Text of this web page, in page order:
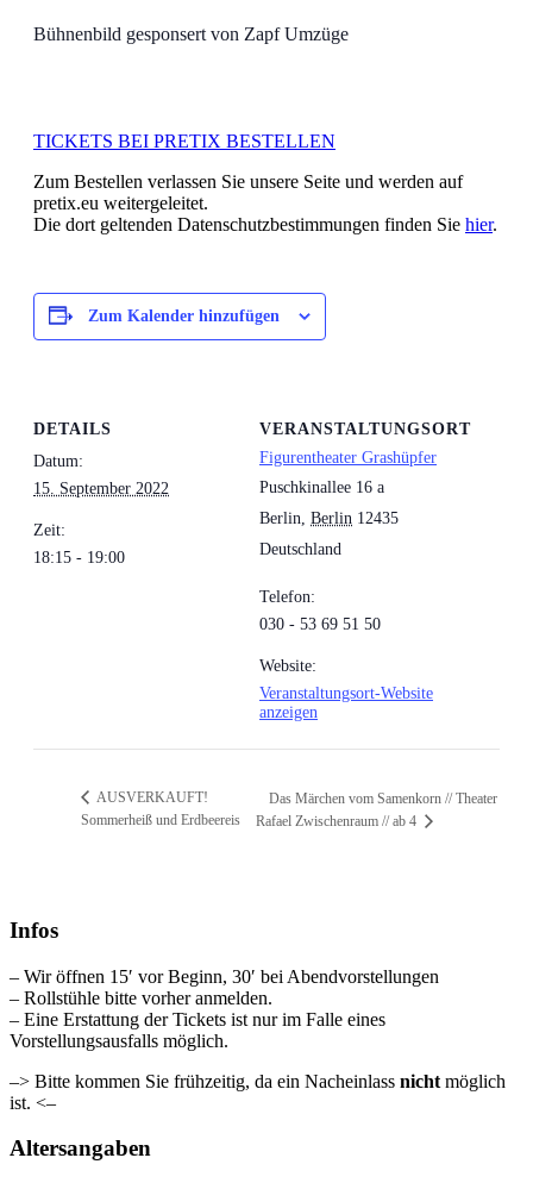
Bühnenbild gesponsert von Zapf Umzüge
TICKETS BEI PRETIX BESTELLEN
Zum Bestellen verlassen Sie unsere Seite und werden auf
pretix.eu weitergeleitet.
Die dort geltenden Datenschutzbestimmungen finden Sie hier.
Zum Kalender hinzufügen
DETAILS
Datum:
15. September 2022
Zeit:
18:15 - 19:00
VERANSTALTUNGSORT
Figurentheater Grashüpfer
Puschkinallee 16 a
Berlin, Berlin 12435
Deutschland
Telefon:
030 - 53 69 51 50
Website:
Veranstaltungsort-Website
anzeigen
AUSVERKAUFT!
Sommerheiß und Erdbeereis
Das Märchen vom Samenkorn // Theater
Rafael Zwischenraum // ab 4
Infos
– Wir öffnen 15′ vor Beginn, 30′ bei Abendvorstellungen
– Rollstühle bitte vorher anmelden.
– Eine Erstattung der Tickets ist nur im Falle eines
Vorstellungsausfalls möglich.
–> Bitte kommen Sie frühzeitig, da ein Nacheinlass nicht möglich
ist. <–
Altersangaben